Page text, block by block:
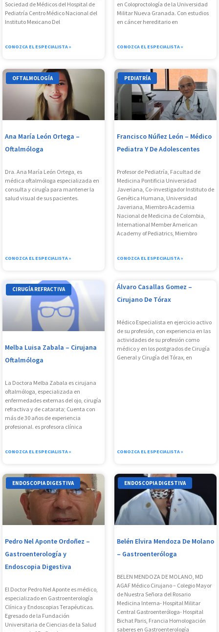
Sociedad de Médicos del Hospital de
Pediatría Centro Médico Nacional del
Instituto Mexicano Del
CONOZCA EL ESPECIALISTA »
en Coloproctología de la Universidad
Militar Nueva Granada. Con estudios
en cáncer hereditario en
CONOZCA EL ESPECIALISTA »
OFTALMOLOGÍA
Ana María León Ortega –
Oftalmóloga
Dra. Ana María León Ortega, es
médica oftalmóloga especializada en
consulta y cirugía para mantener la
salud visual de sus pacientes.
CONOZCA EL ESPECIALISTA »
PEDIATRÍA
Francisco Núñez León – Médico
Pediatra Y De Adolescentes
Profesor de Pediatría, Facultad de
Medicina Pontificia Universidad
Javeriana, Co-investigador Instituto de
Genética Humana, Universidad
Javeriana, Miembro Academia
Nacional de Medicina de Colombia,
International Member American
Academy of Pediatrics, Miembro
CONOZCA EL ESPECIALISTA »
CIRUGÍA REFRACTIVA
Melba Luisa Zabala – Cirujana
Oftalmóloga
La Doctora Melba Zabala es cirujana
oftalmóloga, especializada en
enfermedades externas del ojo, cirugía
refractiva y de catarata; Cuenta con
más de 30 años de experiencia
profesional. es profesora clínica
CONOZCA EL ESPECIALISTA »
Álvaro Casallas Gomez –
Cirujano De Tórax
Médico Especialista en ejercicio activo
de su profesión, con experiencia en las
actividades de su profesión como
médico y en los postgrados de Cirugía
General y Cirugía del Tórax, en
CONOZCA EL ESPECIALISTA »
ENDOSCOPIA DIGESTIVA
Pedro Nel Aponte Ordoñez –
Gastroenterología y
Endoscopia Digestiva
El Doctor Pedro Nel Aponte es médico,
especializado en Gastroenterología
Clínica y Endoscopias Terapéuticas.
Egresado de la Fundación
Universitaria de Ciencias de la Salud
ENDOSCOPIA DIGESTIVA
Belén Elvira Mendoza De Molano
– Gastroenteróloga
BELEN MENDOZA DE MOLANO, MD
AGAF Médico Cirujano – Colegio Mayor
de Nuestra Señora del Rosario
Medicina Interna- Hospital Militar
Central Gastroenteróloga- Hospital
Bichat Paris, Francia Homologación
saberes en Gastroenterología